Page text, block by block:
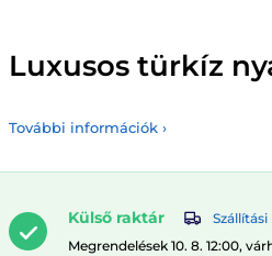
Luxusos türkíz
További információk ›
Külső raktár
Szállítási
Megrendelések 10. 8. 12:00,